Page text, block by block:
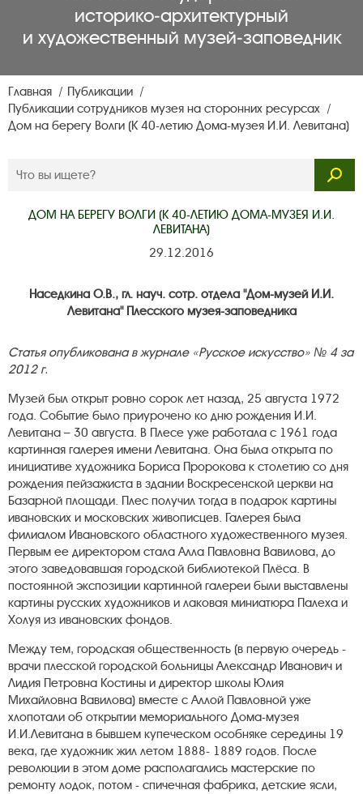
историко‑архитектурный
и художественный музей‑заповедник
Главная
Публикации
Публикации сотрудников музея на сторонних ресурсах
Дом на берегу Волги (К 40-летию Дома-музея И.И. Левитана)
ДОМ НА БЕРЕГУ ВОЛГИ (К 40-ЛЕТИЮ ДОМА-МУЗЕЯ И.И.
ЛЕВИТАНА)
29.12.2016
Наседкина О.В., гл. науч. сотр. отдела "Дом-музей И.И.
Левитана" Плесского музея-заповедника
Статья опубликована в журнале «Русское искусство» № 4 за
2012 г.
Музей был открыт ровно сорок лет назад, 25 августа 1972
года. Событие было приурочено ко дню рождения И.И.
Левитана – 30 августа. В Плесе уже работала с 1961 года
картинная галерея имени Левитана. Она была открыта по
инициативе художника Бориса Пророкова к столетию со дня
рождения пейзажиста в здании Воскресенской церкви на
Базарной площади. Плес получил тогда в подарок картины
ивановских и московских живописцев. Галерея была
филиалом Ивановского областного художественного музея.
Первым ее директором стала Алла Павловна Вавилова, до
этого заведовавшая городской библиотекой Плёса. В
постоянной экспозиции картинной галереи были выставлены
картины русских художников и лаковая миниатюра Палеха и
Холуя из ивановских фондов.
Между тем, городская общественность (в первую очередь -
врачи плесской городской больницы Александр Иванович и
Лидия Петровна Костины и директор школы Юлия
Михайловна Вавилова) вместе с Аллой Павловной уже
хлопотали об открытии мемориального Дома-музея
И.И.Левитана в бывшем купеческом особняке середины 19
века, где художник жил летом 1888- 1889 годов. После
революции в этом доме располагались мастерские по
ремонту лодок, потом - спичечная фабрика, детские ясли,